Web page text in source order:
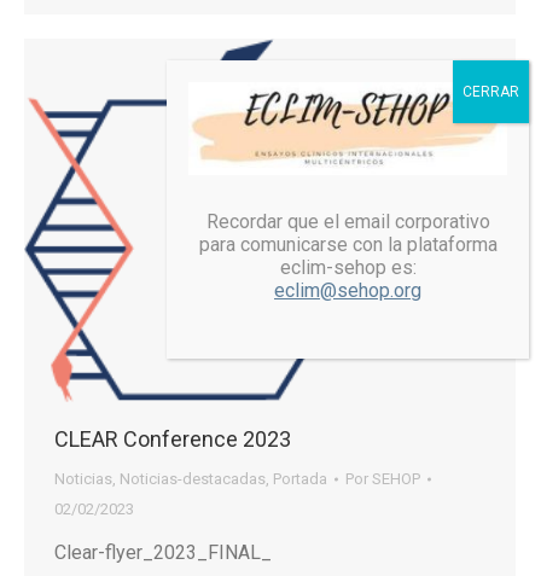
CLEAR Conference 2023
Noticias, Noticias-destacadas, Portada Por SEHOP
02/02/2023
Clear-flyer_2023_FINAL_
Recordar que el email corporativo
para comunicarse con la plataforma
eclim-sehop es:
eclim@sehop.org